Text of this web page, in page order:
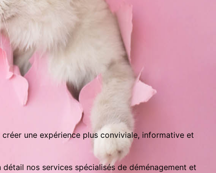
une expérience plus conviviale, informative et
nos services spécialisés de déménagement et